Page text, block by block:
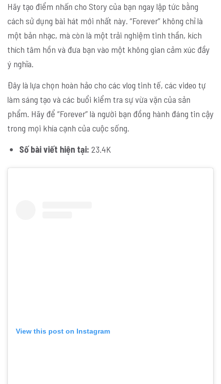
Hãy tạo điểm nhấn cho Story của bạn ngay lập tức bằng
cách sử dụng bài hát mới nhất này. “Forever” không chỉ là
một bản nhạc, mà còn là một trải nghiệm tinh thần, kích
thích tâm hồn và đưa bạn vào một không gian cảm xúc đầy
ý nghĩa.
Đây là lựa chọn hoàn hảo cho các vlog tinh tế, các video tự
làm sáng tạo và các buổi kiểm tra sự vừa vặn của sản
phẩm. Hãy để “Forever” là người bạn đồng hành đáng tin cậy
trong mọi khía cạnh của cuộc sống.
Số bài viết hiện tại: 23.4K
View this post on Instagram